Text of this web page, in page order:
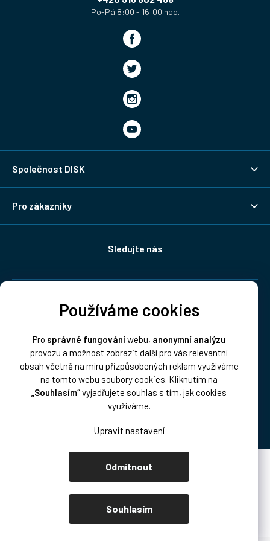
Používáme cookies
Pro správné fungováníwebu, anonymní analýzu
provozu a možnost zobrazit další pro vás relevantní
obsah včetně na míru přizpůsobených reklam využíváme
na tomto webu soubory cookies. Kliknutím na
„Souhlasím“vyjadřujete souhlas s tím, jak cookies
využíváme.
Odmítnout
Souhlasím
Společnost DISK
Pro zákazníky
Sledujte nás
Platba:
Copyright 2026 . Všechna práva vyhrazena.
Upravit nastavení cookies